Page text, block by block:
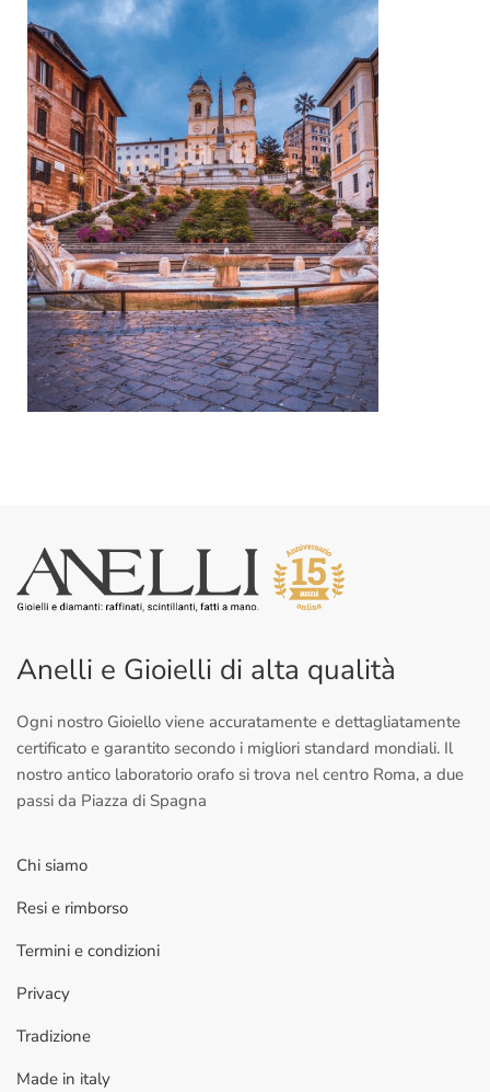
Anelli e Gioielli di alta qualità
Ogni nostro Gioiello viene accuratamente e dettagliatamente
certificato e garantito secondo i migliori standard mondiali. Il
nostro antico laboratorio orafo si trova nel centro Roma, a due
passi da Piazza di Spagna
Chi siamo
Resi e rimborso
Termini e condizioni
Privacy
Tradizione
Made in italy